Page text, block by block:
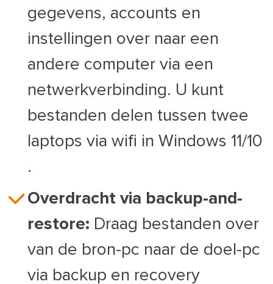
gegevens, accounts en
instellingen over naar een
andere computer via een
netwerkverbinding. U kunt
bestanden delen tussen twee
laptops via wifi in Windows 11/10
.
Overdracht via backup-and-
restore: Draag bestanden over
van de bron-pc naar de doel-pc
via backup en recovery